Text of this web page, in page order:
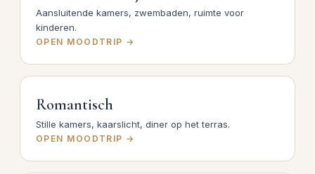
Aansluitende kamers, zwembaden, ruimte voor
kinderen.
OPEN MOODTRIP →
Romantisch
Stille kamers, kaarslicht, diner op het terras.
OPEN MOODTRIP →